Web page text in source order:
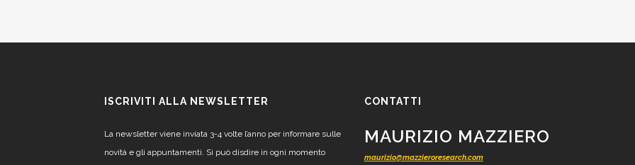
ISCRIVITI ALLA NEWSLETTER
La newsletter viene inviata 3-4 volte l’anno per informare sulle
novità e gli appuntamenti. Si può disdire in ogni momento
CONTATTI
MAURIZIO MAZZIERO
maurizio@mazzieroresearch.com